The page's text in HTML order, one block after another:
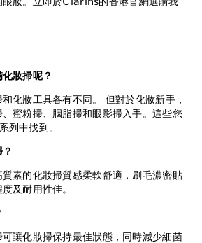
妝掃呢？
化妝工具各有不同。 但對於化妝新手，
蜜粉掃、胭脂掃和眼影掃入手。這些您
列中找到。
素的化妝掃質感柔軟舒適，刷毛濃密貼
及耐用性佳。
讓化妝掃保持最佳狀態，同時減少細菌